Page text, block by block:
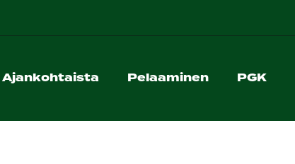
Ajankohtaista Pelaaminen PGK